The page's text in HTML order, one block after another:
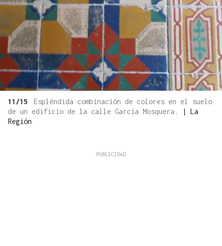
11/15
Espléndida combinación de colores en el suelo
de un edificio de la calle García Mosquera.
| La
Región